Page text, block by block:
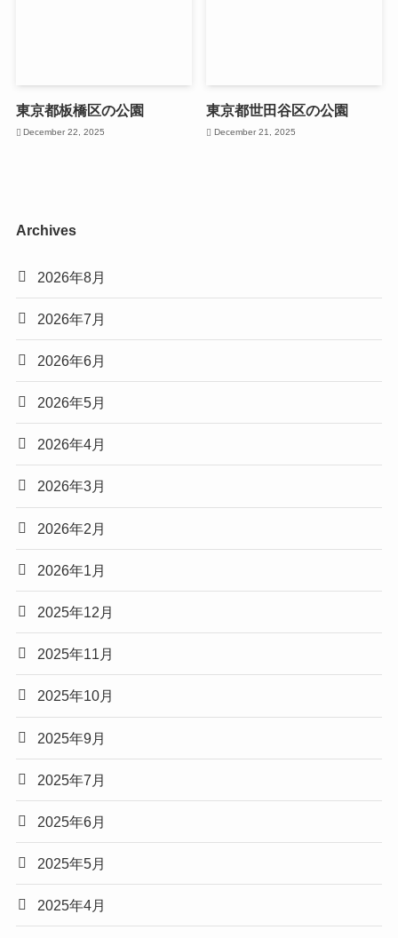
東京都板橋区の公園
December 22, 2025
東京都世田谷区の公園
December 21, 2025
Archives
2026年8月
2026年7月
2026年6月
2026年5月
2026年4月
2026年3月
2026年2月
2026年1月
2025年12月
2025年11月
2025年10月
2025年9月
2025年7月
2025年6月
2025年5月
2025年4月